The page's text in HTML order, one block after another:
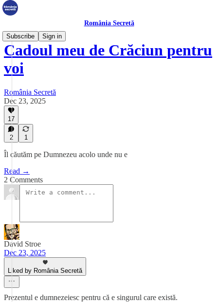
România Secretă
Subscribe
Sign in
Cadoul meu de Crăciun pentru
voi
România Secretă
Dec 23, 2025
17
2 1
Îl căutăm pe Dumnezeu acolo unde nu e
Read →
2 Comments
David Stroe
Dec 23, 2025
Liked by România Secretă
Prezentul e dumnezeiesc pentru că e singurul care există.